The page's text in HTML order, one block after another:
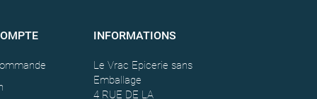
INFORMATIONS
Le Vrac Epicerie sans
Emballage
4 RUE DE LA